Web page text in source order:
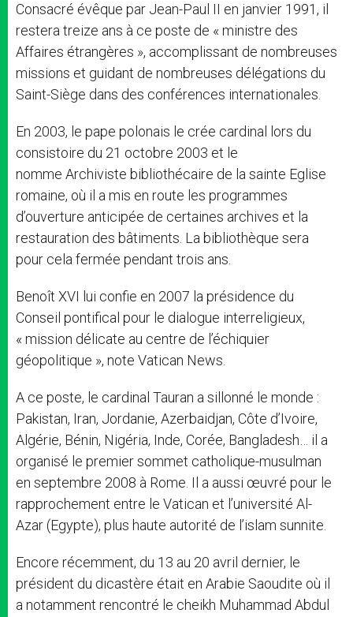
Consacré évêque par Jean-Paul II en janvier 1991, il
restera treize ans à ce poste de « ministre des
Affaires étrangères », accomplissant de nombreuses
missions et guidant de nombreuses délégations du
Saint-Siège dans des conférences internationales.
En 2003, le pape polonais le crée cardinal lors du
consistoire du 21 octobre 2003 et le
nomme Archiviste bibliothécaire de la sainte Eglise
romaine, où il a mis en route les programmes
d’ouverture anticipée de certaines archives et la
restauration des bâtiments. La bibliothèque sera
pour cela fermée pendant trois ans.
Benoît XVI lui confie en 2007 la présidence du
Conseil pontifical pour le dialogue interreligieux,
« mission délicate au centre de l’échiquier
géopolitique », note Vatican News.
A ce poste, le cardinal Tauran a sillonné le monde :
Pakistan, Iran, Jordanie, Azerbaidjan, Côte d’Ivoire,
Algérie, Bénin, Nigéria, Inde, Corée, Bangladesh… il a
organisé le premier sommet catholique-musulman
en septembre 2008 à Rome. Il a aussi œuvré pour le
rapprochement entre le Vatican et l’université Al-
Azar (Egypte), plus haute autorité de l’islam sunnite.
Encore récemment, du 13 au 20 avril dernier, le
président du dicastère était en Arabie Saoudite où il
a notamment rencontré le cheikh Muhammad Abdul